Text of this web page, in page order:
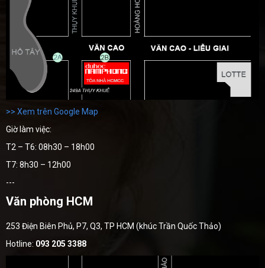
>> Xem trên Google Map
Giờ làm việc:
T2 – T6: 08h30 – 18h00
T7: 8h30 – 12h00
---
Văn phòng HCM
253 Điện Biên Phủ, P7, Q3, TP HCM (khúc Trần Quốc Thảo)
Hotline: 093 205 3388